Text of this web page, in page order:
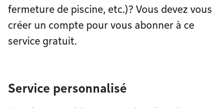
fermeture de piscine, etc.)? Vous devez vous
créer un compte pour vous abonner à ce
service gratuit.
Service personnalisé